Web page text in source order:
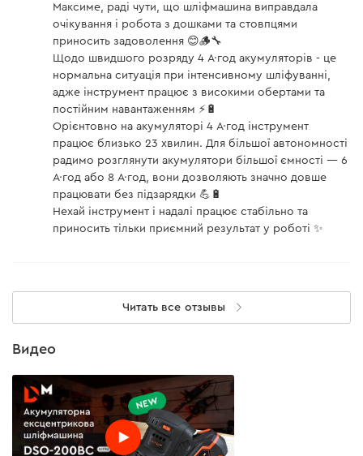
Максиме, раді чути, що шліфмашина виправдала
очікування і робота з дошками та стовпцями
приносить задоволення 😊🪵🔧
Щодо швидшого розряду 4 А·год акумуляторів - це
нормальна ситуація при інтенсивному шліфуванні,
адже інструмент працює з високими обертами та
постійним навантаженням ⚡🔋
Орієнтовно на акумуляторі 4 А·год інструмент
працює близько 23 хвилин. Для більшої автономності
радимо розглянути акумулятори більшої ємності — 6
А·год або 8 А·год, вони дозволяють значно довше
працювати без підзарядки 💪🔋
Нехай інструмент і надалі працює стабільно та
приносить тільки приємний результат у роботі ✨
Читать все отзывы
Видео